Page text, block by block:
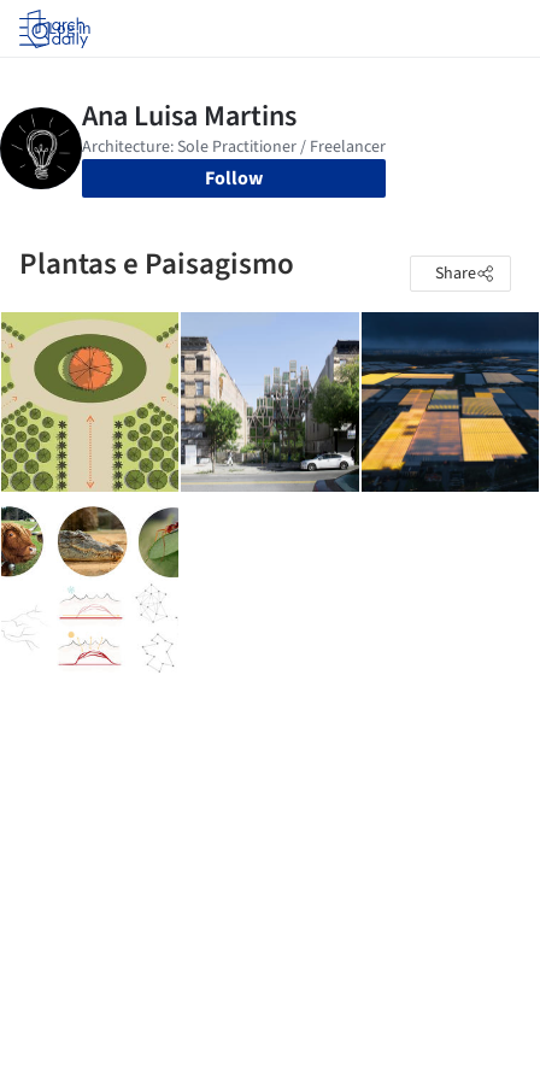
Log in
Follow
Plantas e Paisagismo Share